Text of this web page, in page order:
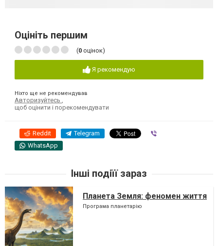
Оцініть першим
(0 оцінок)
Я рекомендую
Ніхто ще не рекомендував
Авторизуйтесь ,
щоб оцінити і порекомендувати
Reddit Telegram
WhatsApp
Інші подіїї зараз
Планета Земля: феномен життя
Програма планетарію